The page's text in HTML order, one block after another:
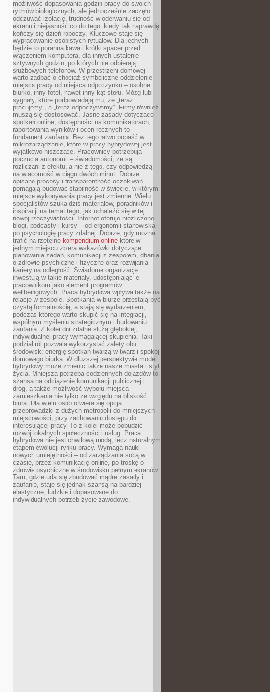
możliwość dopasowania godzin pracy do swoich
rytmów biologicznych, ale jednocześnie zaczęło
odczuwać izolację, trudność w oderwaniu się od
ekranu i niejasność co do tego, kiedy tak naprawdę
kończy się dzień roboczy. Kluczowe staje się
wypracowanie osobistych rytuałów. Dla jednych
będzie to poranna kawa i krótki spacer przed
włączeniem komputera, dla innych ustalenie
sztywnych godzin, po których nie odbierają
służbowych telefonów. W przestrzeni domowej
warto zadbać o chociaż symboliczne oddzielenie
miejsca pracy od miejsca odpoczynku – osobne
biurko, inny fotel, nawet inny kąt stołu. Mózg lubi
sygnały, które podpowiadają mu, że „teraz
pracujemy”, a „teraz odpoczywamy”. Firmy również
muszą się dostosować. Jasne zasady dotyczące
spotkań online, dostępności na komunikatorach,
raportowania wyników i ocen rocznych to
fundament zaufania. Bez tego łatwo popaść w
mikrozarządzanie, które w pracy hybrydowej jest
wyjątkowo niszczące. Pracownicy potrzebują
poczucia autonomii – świadomości, że są
rozliczani z efektu, a nie z tego, czy odpowiedzą
na wiadomość w ciągu dwóch minut. Dobrze
opisane procesy i transparentność oczekiwań
pomagają budować stabilność w świecie, w którym
miejsce wykonywania pracy jest zmienne. Wielu
specjalistów szuka dziś materiałów, poradników i
inspiracji na temat tego, jak odnaleźć się w tej
nowej rzeczywistości. Internet oferuje niezliczone
blogi, podcasty i kursy – od ergonomii stanowiska
po psychologię pracy zdalnej. Dobrze, gdy można
trafić na rzetelne kompendium online które w
jednym miejscu zbiera wskazówki dotyczące
planowania zadań, komunikacji z zespołem, dbania
o zdrowie psychiczne i fizyczne oraz rozwijania
kariery na odległość. Świadome organizacje
inwestują w takie materiały, udostępniając je
pracownikom jako element programów
wellbeingowych. Praca hybrydowa wpływa także na
relacje w zespole. Spotkania w biurze przestają być
czystą formalnością, a stają się wydarzeniem,
podczas którego warto skupić się na integracji,
wspólnym myśleniu strategicznym i budowaniu
zaufania. Z kolei dni zdalne służą głębokiej,
indywidualnej pracy wymagającej skupienia. Taki
podział ról pozwala wykorzystać zalety obu
środowisk: energię spotkań twarzą w twarz i spokój
domowego biurka. W dłuższej perspektywie model
hybrydowy może zmienić także nasze miasta i styl
życia. Mniejsza potrzeba codziennych dojazdów to
szansa na odciążenie komunikacji publicznej i
dróg, a także możliwość wyboru miejsca
zamieszkania nie tylko ze względu na bliskość
biura. Dla wielu osób otwiera się opcja
przeprowadzki z dużych metropolii do mniejszych
miejscowości, przy zachowaniu dostępu do
interesującej pracy. To z kolei może pobudzić
rozwój lokalnych społeczności i usług. Praca
hybrydowa nie jest chwilową modą, lecz naturalnym
etapem ewolucji rynku pracy. Wymaga nauki
nowych umiejętności – od zarządzania sobą w
czasie, przez komunikację online, po troskę o
zdrowie psychiczne w środowisku pełnym ekranów.
Tam, gdzie uda się zbudować mądre zasady i
zaufanie, staje się jednak szansą na bardziej
elastyczne, ludzkie i dopasowane do
indywidualnych potrzeb życie zawodowe.